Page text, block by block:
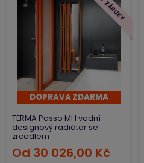
DOPRAVA ZDARMA
TERMA Passo MH vodní
designový radiátor se
zrcadlem
Od 30 026,00 Kč